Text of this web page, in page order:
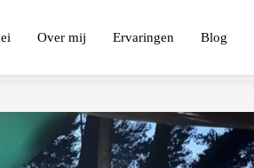
Over mij Ervaringen Blog